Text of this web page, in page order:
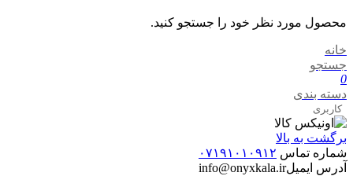
محصول مورد نظر خود را جستجو کنید.
خانه
جستجو
0
دسته بندی
کاربری
برگشت به بالا
شماره تماس ۰۷۱۹۱۰۱۰۹۱۲
آدرس ایمیلinfo@onyxkala.ir